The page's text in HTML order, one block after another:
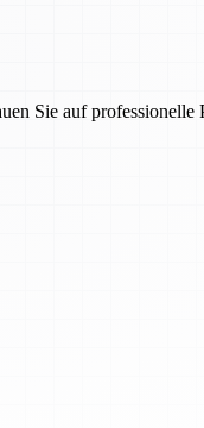
Sie auf